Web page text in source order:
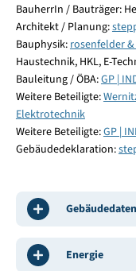
BauherrIn / Bauträger:
Architekt / Planung:
Bauphysik: rosenfelder
Haustechnik, HKL, E-
Bauleitung / ÖBA:GP |
Weitere Beteiligte:
Elektrotechnik
Weitere Beteiligte:GP |
Gebäudedeklaration:
Gebäudedaten
Energie